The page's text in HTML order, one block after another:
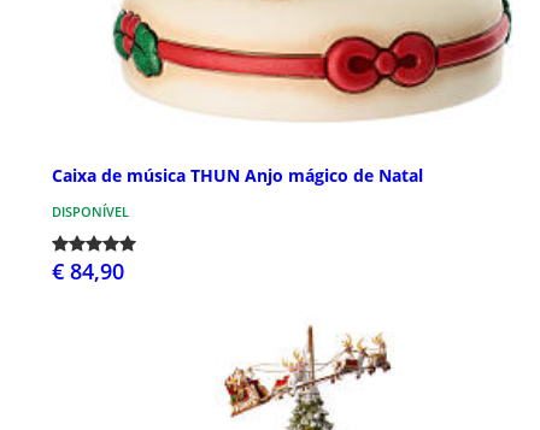
Caixa de música THUN Anjo mágico de Natal
DISPONÍVEL
€ 84,90